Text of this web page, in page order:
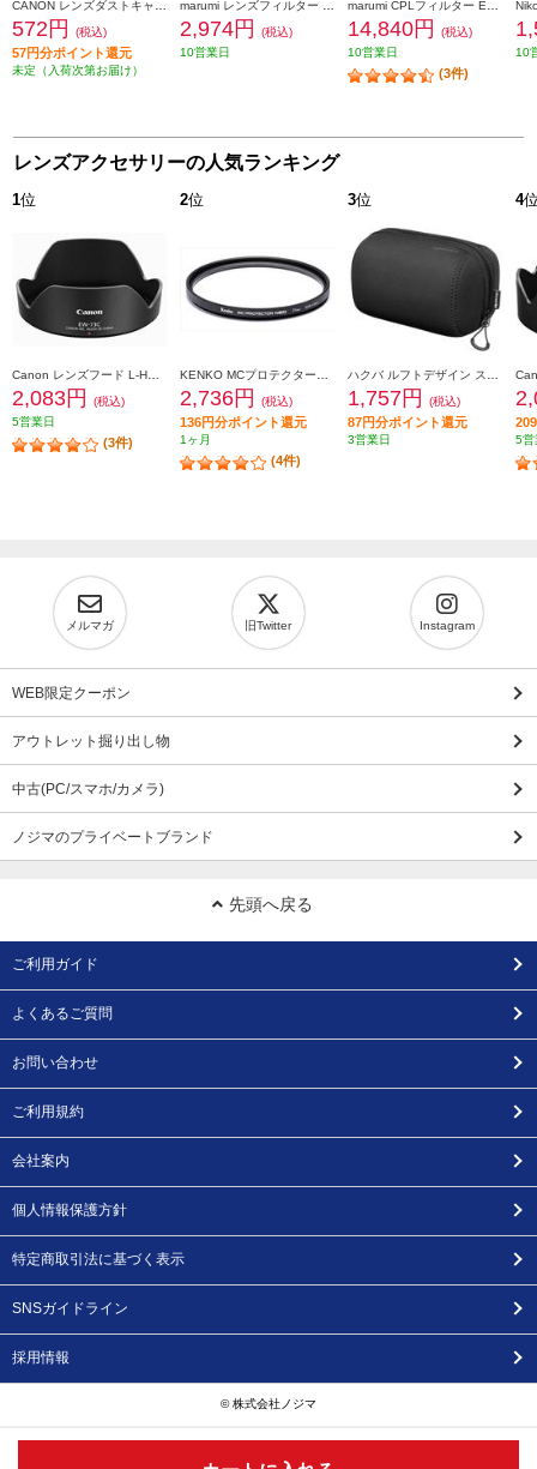
572円 (税込)
57円分ポイント還元
未定（入荷次第お届け）
2,974円
(税込)
10営業日
14,840円
(税込)
10営業日
(3件)
10
レンズアクセサリーの人気ランキング
1位
2,083円
(税込)
5営業日
(3件)
2位
2,736円 (税込)
136円分ポイント還元
1ヶ月
(4件)
3位
1,757円 (税込)
87円分ポイント還元
3営業日
4
5営
メルマガ 旧Twitter Instagram
WEB限定クーポン
アウトレット掘り出し物
中古(PC/スマホ/カメラ)
ノジマのプライベートブランド
先頭へ戻る
ご利用ガイド
よくあるご質問
お問い合わせ
ご利用規約
会社案内
個人情報保護方針
特定商取引法に基づく表示
SNSガイドライン
採用情報
© 株式会社ノジマ